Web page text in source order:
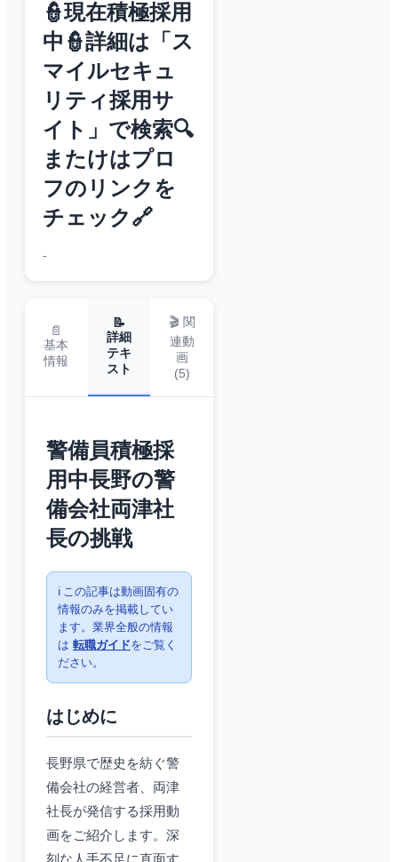
👮現在積極採用
中👮詳細は「ス
マイルセキュ
リティ採用サ
イト」で検索🔍
またけはプロ
フのリンクを
チェック🔗
-
📄
基本
情報
📝
詳細
テキ
スト
🎬 関
連動
画
(5)
警備員積極採
用中長野の警
備会社両津社
長の挑戦
ℹ️ この記事は動画固有の
情報のみを掲載してい
ます。業界全般の情報
は 転職ガイドをご覧く
ださい。
はじめに
長野県で歴史を紡ぐ警
備会社の経営者、両津
社長が発信する採用動
画をご紹介します。深